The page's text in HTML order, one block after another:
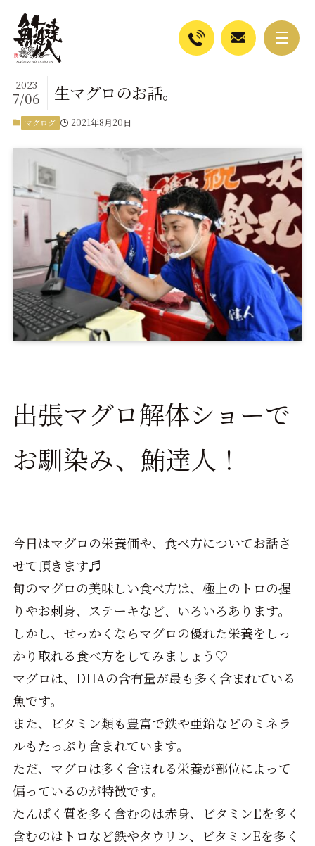
生マグロのお話。
2023
7/06
マグログ 2021年8月20日
出張マグロ解体ショーで
お馴染み、鮪達人！
今日はマグロの栄養価や、食べ方についてお話さ
せて頂きます♬
旬のマグロの美味しい食べ方は、極上のトロの握
りやお刺身、ステーキなど、いろいろあります。
しかし、せっかくならマグロの優れた栄養をしっ
かり取れる食べ方をしてみましょう♡
マグロは、DHAの含有量が最も多く含まれている
魚です。
また、ビタミン類も豊富で鉄や亜鉛などのミネラ
ルもたっぷり含まれています。
ただ、マグロは多く含まれる栄養が部位によって
偏っているのが特徴です。
たんぱく質を多く含むのは赤身、ビタミンEを多く
含むのはトロなど鉄やタウリン、ビタミンEを多く